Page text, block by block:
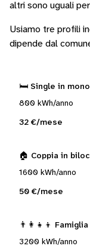
altri sono uguali
Usiamo tre profili
dipende dal
🛏️ Single in
800 kWh/anno
32 €/mese
🏠 Coppia in
1600 kWh/anno
50 €/mese
👨‍👩‍👧‍👦 Famiglia
3200 kWh/anno